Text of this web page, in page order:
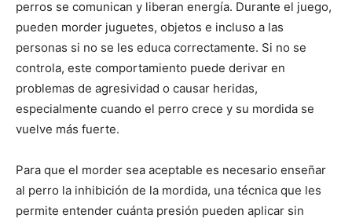
perros se comunican y liberan energía. Durante el juego,
pueden morder juguetes, objetos e incluso a las
personas si no se les educa correctamente. Si no se
controla, este comportamiento puede derivar en
problemas de agresividad o causar heridas,
especialmente cuando el perro crece y su mordida se
vuelve más fuerte.
Para que el morder sea aceptable es necesario enseñar
al perro la inhibición de la mordida, una técnica que les
permite entender cuánta presión pueden aplicar sin